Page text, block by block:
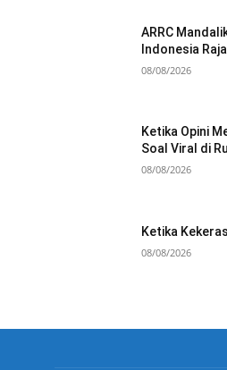
ARRC
Indonesia
08/08/2026
Ketika Opini
Soal Viral di
08/08/2026
Ketika
08/08/2026